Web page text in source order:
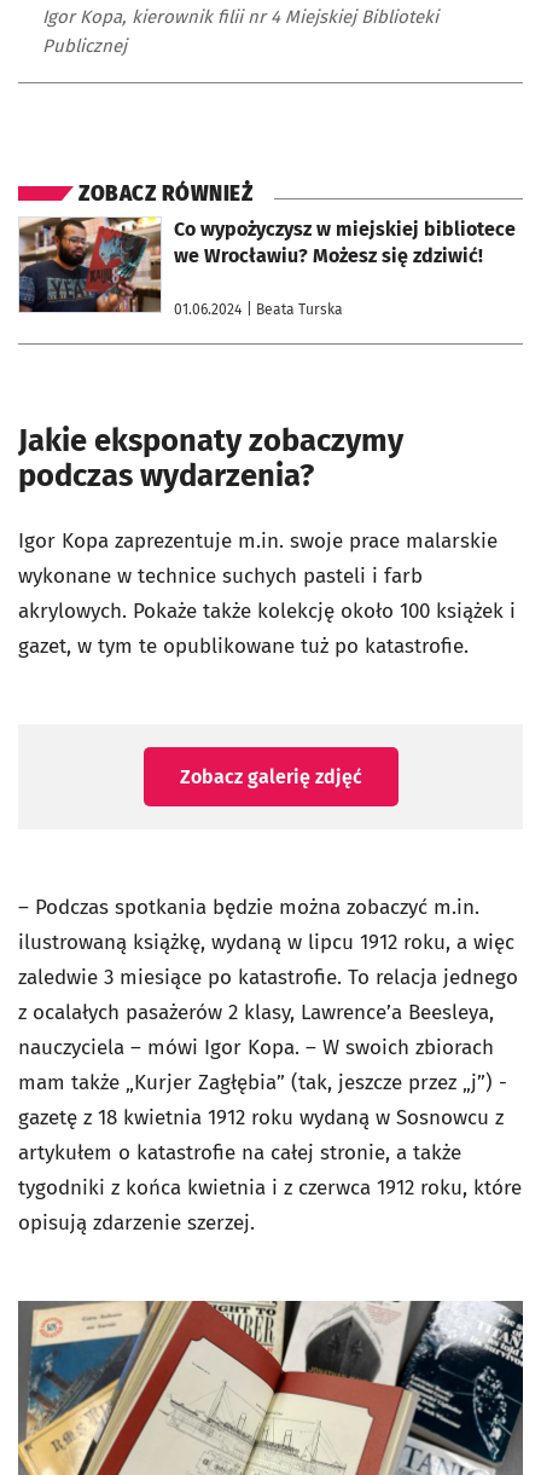
Igor Kopa, kierownik filii nr 4 Miejskiej Biblioteki
Publicznej
ZOBACZ RÓWNIEŻ
Co wypożyczysz w miejskiej bibliotece
we Wrocławiu? Możesz się zdziwić!
01.06.2024 | Beata Turska
otworzy się w nowej karcie
Jakie eksponaty zobaczymy
podczas wydarzenia?
Igor Kopa zaprezentuje m.in. swoje prace malarskie
wykonane w technice suchych pasteli i farb
akrylowych. Pokaże także kolekcję około 100 książek i
gazet, w tym te opublikowane tuż po katastrofie.
Zobacz galerię zdjęć
– Podczas spotkania będzie można zobaczyć m.in.
ilustrowaną książkę, wydaną w lipcu 1912 roku, a więc
zaledwie 3 miesiące po katastrofie. To relacja jednego
z ocalałych pasażerów 2 klasy, Lawrence’a Beesleya,
nauczyciela – mówi Igor Kopa. – W swoich zbiorach
mam także „Kurjer Zagłębia” (tak, jeszcze przez „j”) -
gazetę z 18 kwietnia 1912 roku wydaną w Sosnowcu z
artykułem o katastrofie na całej stronie, a także
tygodniki z końca kwietnia i z czerwca 1912 roku, które
opisują zdarzenie szerzej.